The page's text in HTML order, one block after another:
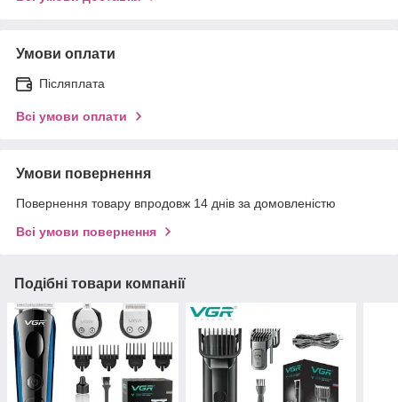
Умови оплати
Післяплата
Всі умови оплати
Умови повернення
Повернення товару впродовж 14 днів за домовленістю
Всі умови повернення
Подібні товари компанії